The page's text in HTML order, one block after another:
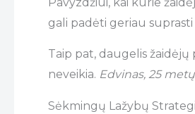
gali padėti geriau
Taip pat, daugelis žaidėjų
neveikia. Edvinas, 25
Sėkmingų Lažybų